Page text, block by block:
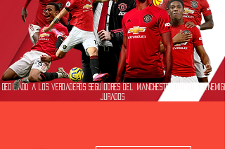
Dedicado a los verdaderos seguidores del Manchester United y
jurados